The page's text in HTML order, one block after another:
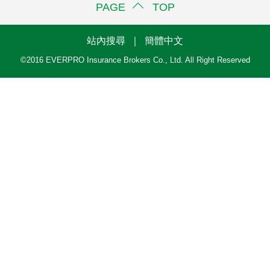
PAGE TOP
站內搜尋 簡體中文
©2016 EVERPRO Insurance Brokers Co., Ltd. All Right Reserved